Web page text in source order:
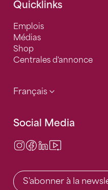
Quicklinks
Emplois
Médias
Shop
Centrales d'annonce
Français
Social Media
Instagram
Facebook
LinkedIn
S'abonner à la